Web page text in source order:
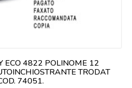
ECO 4822 POLINOME 12
TRODAT
74051.